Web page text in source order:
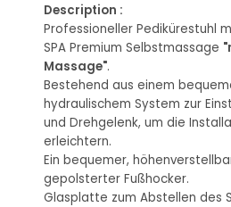
Description :
Professioneller Pedikürestuhl
SPA Premium Selbstmassage
Massage".
Bestehend aus einem
hydraulischem System zur
und Drehgelenk, um die
erleichtern.
Ein bequemer,
gepolsterter Fußhocker.
Glasplatte zum Abstellen des